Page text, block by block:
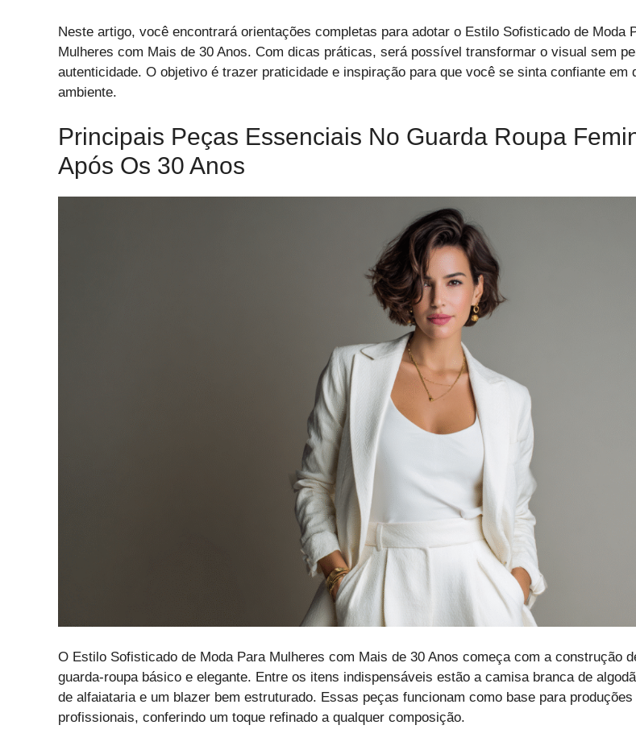
Neste artigo, você encontrará orientações completas para adotar o Estilo Sofisticado de Moda
Mulheres com Mais de 30 Anos. Com dicas práticas, será possível transformar o visual sem
autenticidade. O objetivo é trazer praticidade e inspiração para que você se sinta confiante em
ambiente.
Principais Peças Essenciais No Guarda Roupa
Após Os 30 Anos
O Estilo Sofisticado de Moda Para Mulheres com Mais de 30 Anos começa com a construção
guarda-roupa básico e elegante. Entre os itens indispensáveis estão a camisa branca de
de alfaiataria e um blazer bem estruturado. Essas peças funcionam como base para
profissionais, conferindo um toque refinado a qualquer composição.